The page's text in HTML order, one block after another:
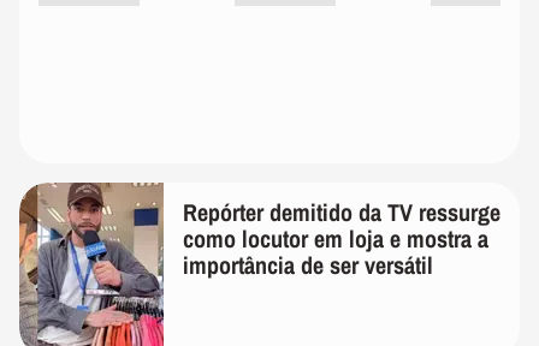
Repórter demitido da TV ressurge
como locutor em loja e mostra a
importância de ser versátil